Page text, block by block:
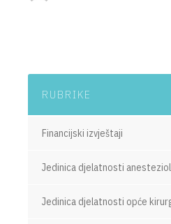
RUBRIKE
Financijski izvještaji
Jedinica djelatnosti
Jedinica djelatnosti opće